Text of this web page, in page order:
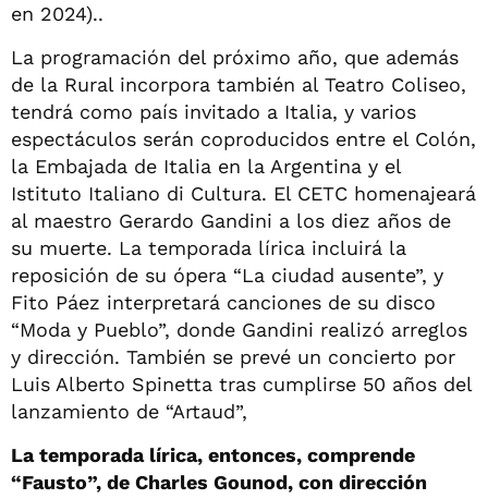
en 2024)..
La programación del próximo año, que además
de la Rural incorpora también al Teatro Coliseo,
tendrá como país invitado a Italia, y varios
espectáculos serán coproducidos entre el Colón,
la Embajada de Italia en la Argentina y el
Istituto Italiano di Cultura. El CETC homenajeará
al maestro Gerardo Gandini a los diez años de
su muerte. La temporada lírica incluirá la
reposición de su ópera “La ciudad ausente”, y
Fito Páez interpretará canciones de su disco
“Moda y Pueblo”, donde Gandini realizó arreglos
y dirección. También se prevé un concierto por
Luis Alberto Spinetta tras cumplirse 50 años del
lanzamiento de “Artaud”,
La temporada lírica, entonces, comprende
“Fausto”, de Charles Gounod, con dirección